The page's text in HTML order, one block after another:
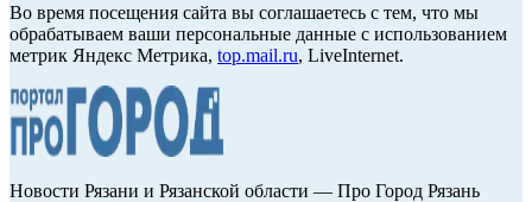
Во время посещения сайта вы соглашаетесь с тем, что мы
обрабатываем ваши персональные данные с использованием
метрик Яндекс Метрика, top.mail.ru, LiveInternet.
Новости Рязани и Рязанской области — Про Город Рязань